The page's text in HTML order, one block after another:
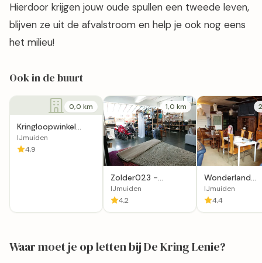
Hierdoor krijgen jouw oude spullen een tweede leven,
blijven ze uit de afvalstroom en help je ook nog eens
het milieu!
Ook in de buurt
0,0 km
Kringloopwinkel
OIG-IHD in IJmuiden
IJmuiden
4,9
1,0 km
Zolder023 -
IJmuiden
IJmuiden
4,2
Wonderland
IJmuiden
IJmuiden
4,4
Waar moet je op letten bij De Kring Lenie?